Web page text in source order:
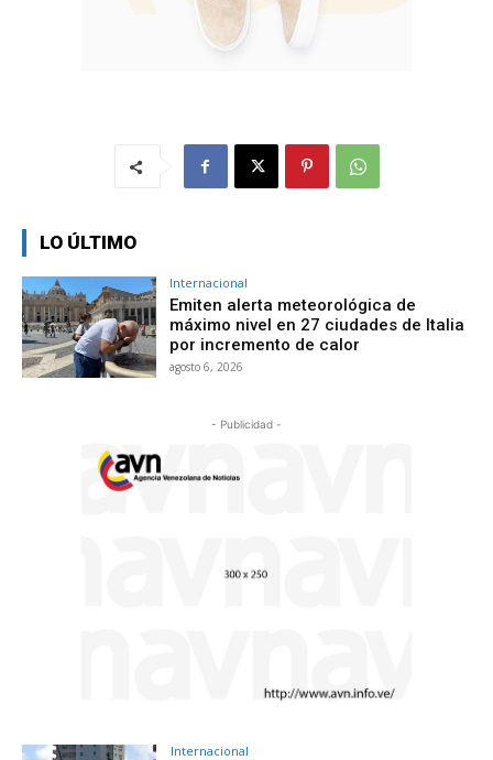
LO ÚLTIMO
Internacional
Emiten alerta meteorológica de
máximo nivel en 27 ciudades de Italia
por incremento de calor
agosto 6, 2026
- Publicidad -
Internacional